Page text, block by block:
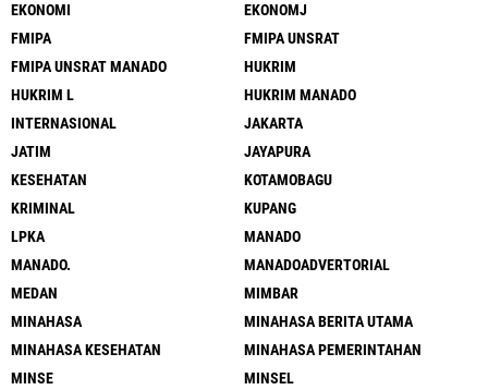
EKONOMI
EKONOMJ
FMIPA
FMIPA UNSRAT
FMIPA UNSRAT MANADO
HUKRIM
HUKRIM L
HUKRIM MANADO
INTERNASIONAL
JAKARTA
JATIM
JAYAPURA
KESEHATAN
KOTAMOBAGU
KRIMINAL
KUPANG
LPKA
MANADO
MANADO.
MANADOADVERTORIAL
MEDAN
MIMBAR
MINAHASA
MINAHASA BERITA UTAMA
MINAHASA KESEHATAN
MINAHASA PEMERINTAHAN
MINSE
MINSEL